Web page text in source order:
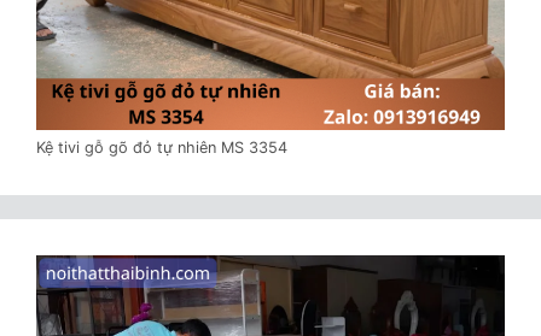
Kệ tivi gỗ gõ đỏ tự nhiên MS 3354